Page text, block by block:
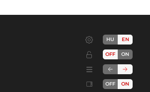
HU EN
OFF ON
OFF ON